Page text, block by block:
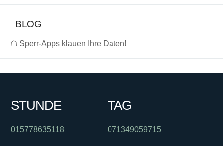
BLOG
☖ Sperr-Apps klauen Ihre Daten!
STUNDE
015778635118
TAG
071349059715